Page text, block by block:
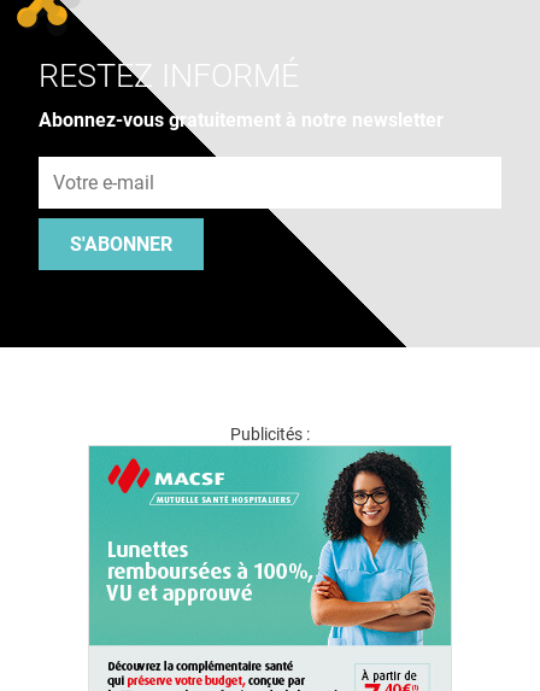
RESTEZ INFORMÉ
Abonnez-vous gratuitement à notre newsletter
S'ABONNER
Publicités :